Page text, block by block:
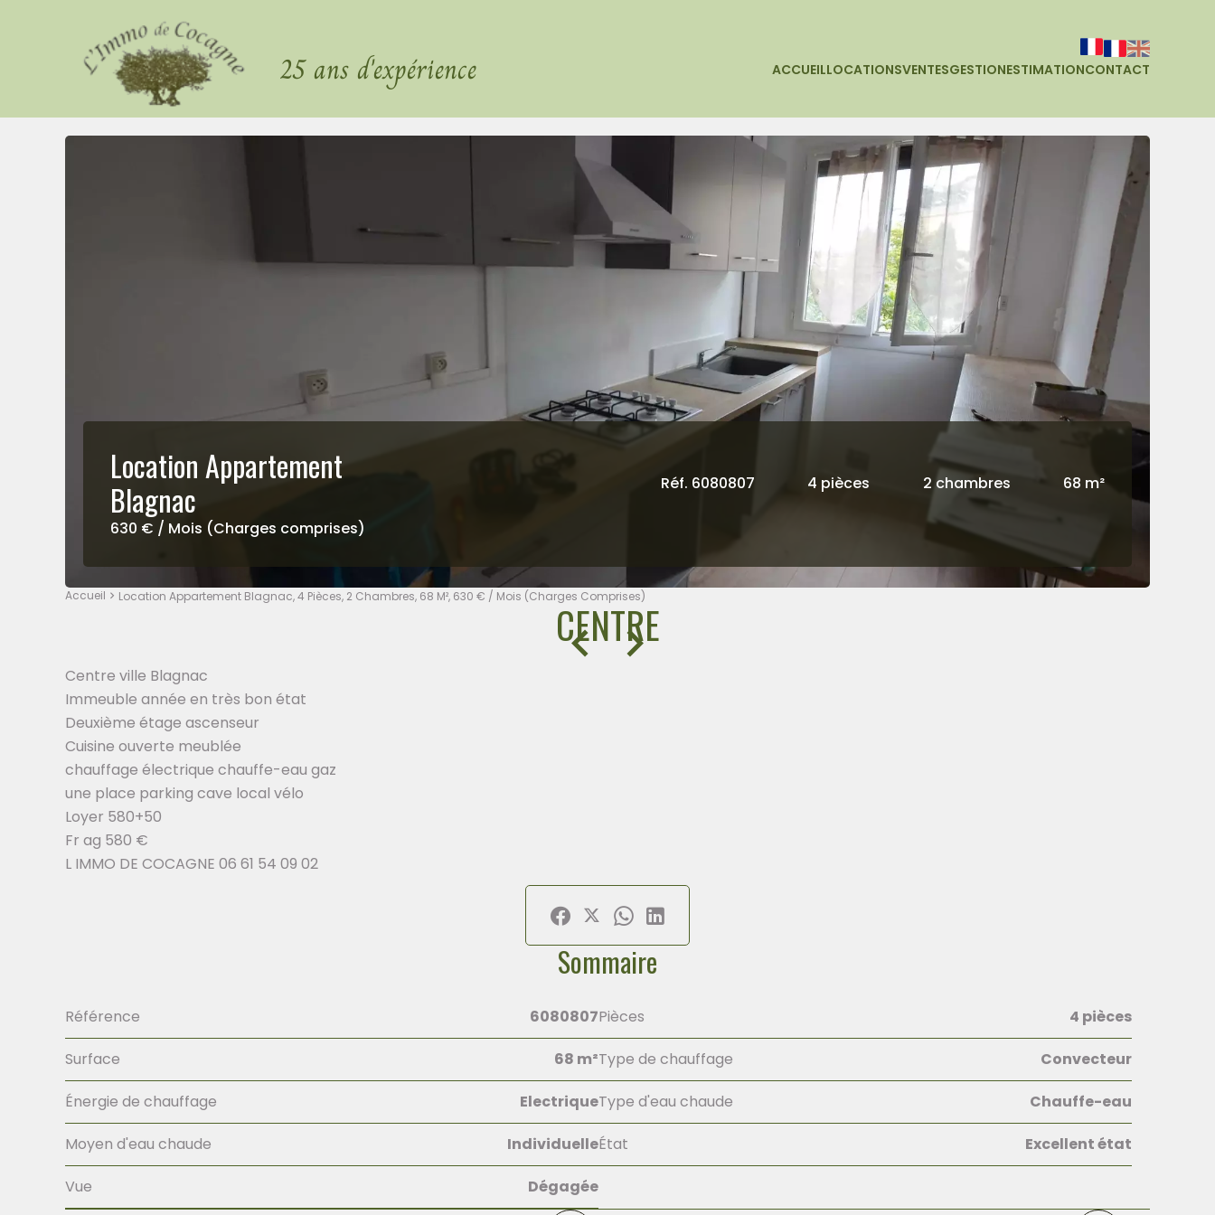
25 ans d'expérience ACCUEILLOCATIONSVENTESGESTIONESTIMATIONCONTACT
Location Appartement
Blagnac
Réf. 6080807 4 pièces 2 chambres 68 m²
630 € / Mois (Charges comprises)
Accueil Location Appartement Blagnac, 4 Pièces, 2 Chambres, 68 M², 630 € / Mois (Charges Comprises)
CENTRE
Centre ville Blagnac
Immeuble année en très bon état
Deuxième étage ascenseur
Cuisine ouverte meublée
chauffage électrique chauffe-eau gaz
une place parking cave local vélo
Loyer 580+50
Fr ag 580 €
L IMMO DE COCAGNE 06 61 54 09 02
Sommaire
Référence 6080807Pièces 4 pièces
Surface 68 m²Type de chauffage Convecteur
Énergie de chauffage ElectriqueType d'eau chaude Chauffe-eau
Moyen d'eau chaude IndividuelleÉtat Excellent état
Vue Dégagée